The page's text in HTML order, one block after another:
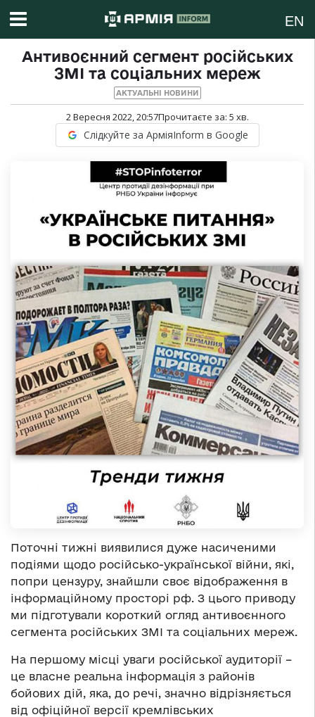
EN
Антивоєнний сегмент російських
ЗМІ та соціальних мереж
АКТУАЛЬНІ НОВИНИ
2 Вересня 2022, 20:57Прочитаєте за: 5 хв.
Слідкуйте за АрміяInform в Google
Поточні тижні виявилися дуже насиченими
подіями щодо російсько-української війни, які,
попри цензуру, знайшли своє відображення в
інформаційному просторі рф. З цього приводу
ми підготували короткий огляд антивоєнного
сегмента російських ЗМІ та соціальних мереж.
На першому місці уваги російської аудиторії –
це власне реальна інформація з районів
бойових дій, яка, до речі, значно відрізняється
від офіційної версії кремлівських